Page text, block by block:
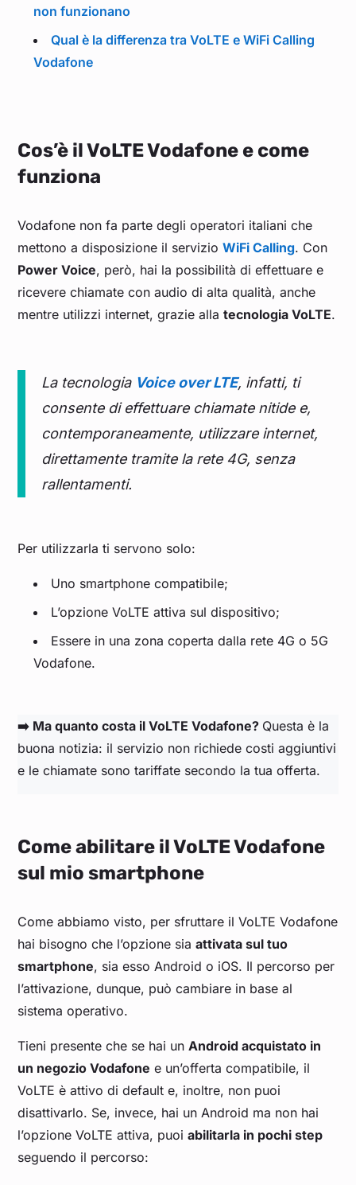
non funzionano
Qual è la differenza tra VoLTE e WiFi Calling
Vodafone
Cos’è il VoLTE Vodafone e come
funziona
Vodafone non fa parte degli operatori italiani che
mettono a disposizione il servizioWiFi Calling. Con
Power Voice, però, hai la possibilità di effettuare e
ricevere chiamate con audio di alta qualità, anche
mentre utilizzi internet, grazie allatecnologia VoLTE.
La tecnologia Voice over LTE, infatti, ti
consente di effettuare chiamate nitide e,
contemporaneamente, utilizzare internet,
direttamente tramite la rete 4G, senza
rallentamenti.
Per utilizzarla ti servono solo:
Uno smartphone compatibile;
L’opzione VoLTE attiva sul dispositivo;
Essere in una zona coperta dalla rete 4G o 5G
Vodafone.
➡️ Ma quanto costa il VoLTE Vodafone? Questa è la
buona notizia: il servizio non richiede costi aggiuntivi
e le chiamate sono tariffate secondo la tua offerta.
Come abilitare il VoLTE Vodafone
sul mio smartphone
Come abbiamo visto, per sfruttare il VoLTE Vodafone
hai bisogno che l’opzione siaattivata sul tuo
smartphone, sia esso Android o iOS. Il percorso per
l’attivazione, dunque, può cambiare in base al
sistema operativo.
Tieni presente che se hai unAndroid acquistato in
un negozio Vodafone e un’offerta compatibile, il
VoLTE è attivo di default e, inoltre, non puoi
disattivarlo. Se, invece, hai un Android ma non hai
l’opzione VoLTE attiva, puoiabilitarla in pochi step
seguendo il percorso: